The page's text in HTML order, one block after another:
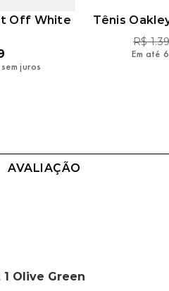
Off White
sem juros
Tênis
R$ 1.
Em até 6
AVALIAÇÃO
Olive Green